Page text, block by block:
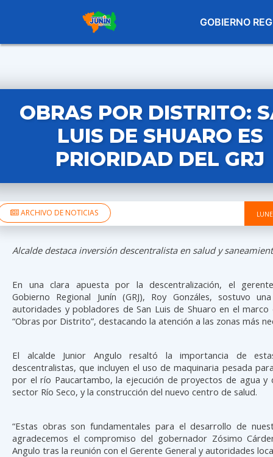
GOBIERNO
OBRAS POR DISTRITO:
LUIS DE SHUARO ES
PRIORIDAD DEL GRJ
ARCHIVO DE NOTICIAS
Alcalde destaca inversión descentralista en salud y
En una clara apuesta por la descentralización, el
Gobierno Regional Junín (GRJ), Roy Gonzáles, sostuvo
autoridades y pobladores de San Luis de Shuaro en el
“Obras por Distrito”, destacando la atención a las zonas más
El alcalde Junior Angulo resaltó la importancia de
descentralistas, que incluyen el uso de maquinaria pesada
por el río Paucartambo, la ejecución de proyectos de agua y
sector Río Seco, y la construcción del nuevo centro de salud.
“Estas obras son fundamentales para el desarrollo de
agradecemos el compromiso del gobernador Zósimo
Angulo tras la reunión con el Gerente General y autoridades